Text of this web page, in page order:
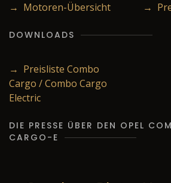
→ Motoren-Übersicht
→
DOWNLOADS
→ Preisliste Combo
Cargo / Combo Cargo
Electric
DIE PRESSE ÜBER DEN OPEL
CARGO-E